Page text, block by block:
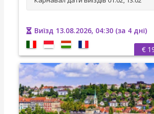
Виїзд 13.08.2026, 04:30 (за 4 дні)
€